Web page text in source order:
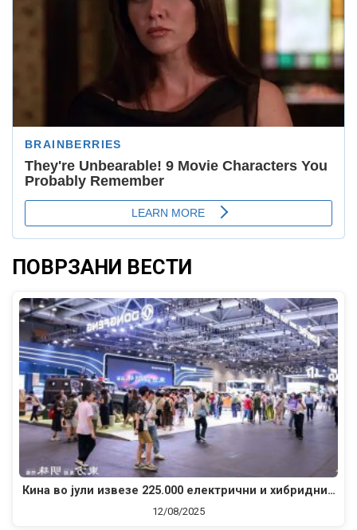
ПОВРЗАНИ ВЕСТИ
Кина во јули извезе 225.000 електрични и хибридни…
12/08/2025